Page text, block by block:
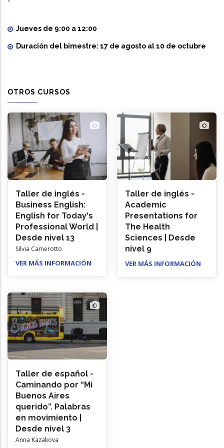
Jueves de 9:00 a 12:00
Duración del bimestre: 17 de agosto al 10 de octubre
OTROS CURSOS
Taller de inglés -
Business English:
English for Today's
Professional World |
Desde nivel 13
Silvia Camerotto
VER MÁS INFORMACIÓN
Taller de inglés -
Academic
Presentations for
The Health
Sciences | Desde
nivel 9
VER MÁS INFORMACIÓN
Taller de español -
Caminando por “Mi
Buenos Aires
querido”. Palabras
en movimiento |
Desde nivel 3
Anna Kazakova